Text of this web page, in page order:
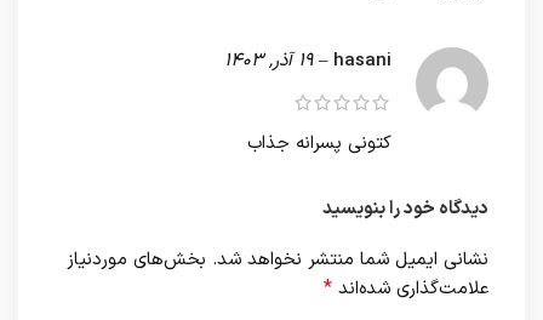
hasani
– 19 آذر, 1403
کتونی پسرانه جذاب
دیدگاه خود را بنویسید
نشانی ایمیل شما منتشر نخواهد شد. بخش‌های موردنیاز
علامت‌گذاری شده‌اند *